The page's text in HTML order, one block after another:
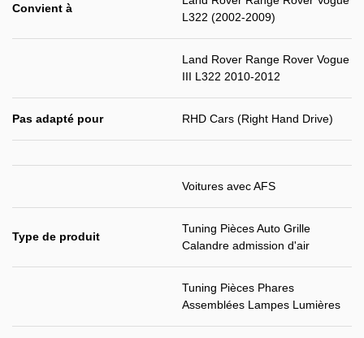
Convient à
L322 (2002-2009)
Land Rover Range Rover Vogue
III L322 2010-2012
Pas adapté pour RHD Cars (Right Hand Drive)
Voitures avec AFS
Type de produit
Tuning Pièces Auto Grille
Calandre admission d'air
Tuning Pièces Phares
Assemblées Lampes Lumières